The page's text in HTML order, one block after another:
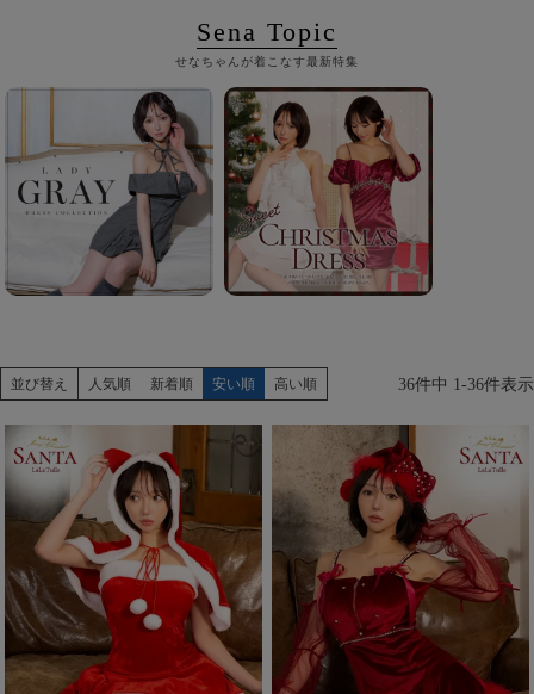
Rechercher
Sena Topic
せなちゃんが着こなす最新特集
並び替え 人気順 新着順 安い順 高い順 36件中 1 -36件表示